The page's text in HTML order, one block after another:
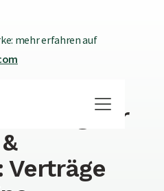
mehr erfahren auf
für
Verträge